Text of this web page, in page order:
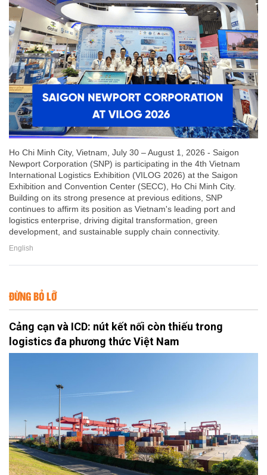
Ho Chi Minh City, Vietnam, July 30 – August 1, 2026 - Saigon
Newport Corporation (SNP) is participating in the 4th Vietnam
International Logistics Exhibition (VILOG 2026) at the Saigon
Exhibition and Convention Center (SECC), Ho Chi Minh City.
Building on its strong presence at previous editions, SNP
continues to affirm its position as Vietnam's leading port and
logistics enterprise, driving digital transformation, green
development, and sustainable supply chain connectivity.
English
ĐỪNG BỎ LỠ
Cảng cạn và ICD: nút kết nối còn thiếu trong
logistics đa phương thức Việt Nam